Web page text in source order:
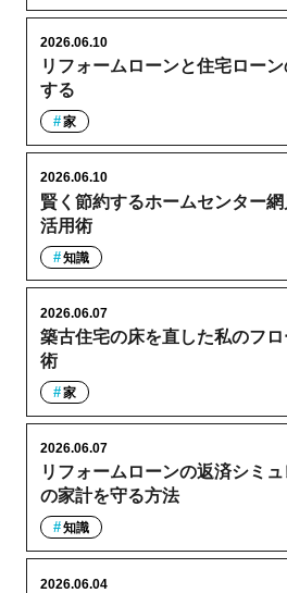
リフォームローンと住宅ロー
する
2026.06.10
家
賢く節約するホームセンター
活用術
2026.06.10
知識
築古住宅の床を直した私のフ
術
2026.06.07
家
リフォームローンの返済シミ
の家計を守る方法
2026.06.07
知識
2026.06.04